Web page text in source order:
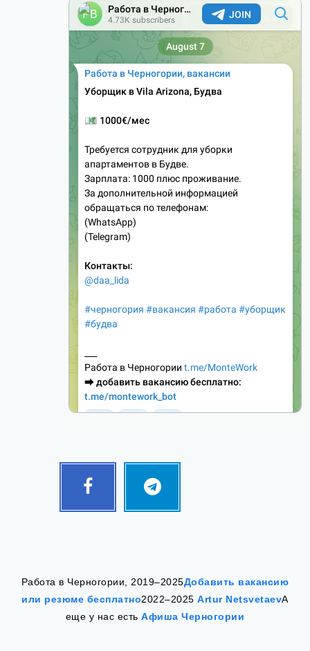
Facebook Telegram
Follow
Работа в Черногории, 2019–2025Добавить вакансию
или резюме бесплатно2022–2025Artur NetsvetaevА
еще у нас естьАфиша Черногории